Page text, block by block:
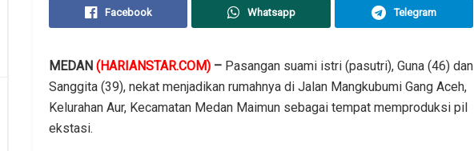
Facebook Whatsapp Telegram
MEDAN (HARIANSTAR.COM) – Pasangan suami istri (pasutri), Guna (46) dan
Sanggita (39), nekat menjadikan rumahnya di Jalan Mangkubumi Gang Aceh,
Kelurahan Aur, Kecamatan Medan Maimun sebagai tempat memproduksi pil
ekstasi.